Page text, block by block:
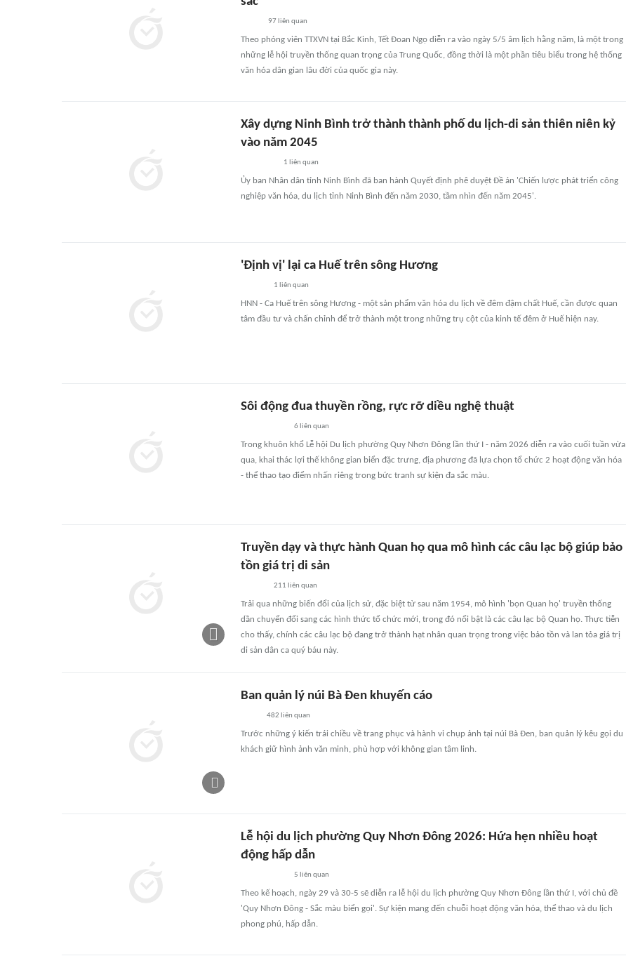
97 liên quan
Theo phóng viên TTXVN tại Bắc Kinh, Tết Đoan Ngọ diễn ra vào ngày 5/5 âm lịch hằng năm, là một trong
những lễ hội truyền thống quan trọng của Trung Quốc, đồng thời là một phần tiêu biểu trong hệ thống
văn hóa dân gian lâu đời của quốc gia này.
Xây dựng Ninh Bình trở thành thành phố du lịch-di sản thiên niên kỷ
vào năm 2045
1 liên quan
Ủy ban Nhân dân tỉnh Ninh Bình đã ban hành Quyết định phê duyệt Đề án 'Chiến lược phát triển công
nghiệp văn hóa, du lịch tỉnh Ninh Bình đến năm 2030, tầm nhìn đến năm 2045'.
'Định vị' lại ca Huế trên sông Hương
1 liên quan
HNN - Ca Huế trên sông Hương - một sản phẩm văn hóa du lịch về đêm đậm chất Huế, cần được quan
tâm đầu tư và chấn chỉnh để trở thành một trong những trụ cột của kinh tế đêm ở Huế hiện nay.
Sôi động đua thuyền rồng, rực rỡ diều nghệ thuật
6 liên quan
Trong khuôn khổ Lễ hội Du lịch phường Quy Nhơn Đông lần thứ I - năm 2026 diễn ra vào cuối tuần vừa
qua, khai thác lợi thế không gian biển đặc trưng, địa phương đã lựa chọn tổ chức 2 hoạt động văn hóa
- thể thao tạo điểm nhấn riêng trong bức tranh sự kiện đa sắc màu.
Truyền dạy và thực hành Quan họ qua mô hình các câu lạc bộ giúp bảo
tồn giá trị di sản
211 liên quan
Trải qua những biến đổi của lịch sử, đặc biệt từ sau năm 1954, mô hình 'bọn Quan họ' truyền thống
dần chuyển đổi sang các hình thức tổ chức mới, trong đó nổi bật là các câu lạc bộ Quan họ. Thực tiễn
cho thấy, chính các câu lạc bộ đang trở thành hạt nhân quan trọng trong việc bảo tồn và lan tỏa giá trị
di sản dân ca quý báu này.
Ban quản lý núi Bà Đen khuyến cáo
482 liên quan
Trước những ý kiến trái chiều về trang phục và hành vi chụp ảnh tại núi Bà Đen, ban quản lý kêu gọi du
khách giữ hình ảnh văn minh, phù hợp với không gian tâm linh.
Lễ hội du lịch phường Quy Nhơn Đông 2026: Hứa hẹn nhiều hoạt
động hấp dẫn
5 liên quan
Theo kế hoạch, ngày 29 và 30-5 sẽ diễn ra lễ hội du lịch phường Quy Nhơn Đông lần thứ I, với chủ đề
'Quy Nhơn Đông - Sắc màu biển gọi'. Sự kiện mang đến chuỗi hoạt động văn hóa, thể thao và du lịch
phong phú, hấp dẫn.